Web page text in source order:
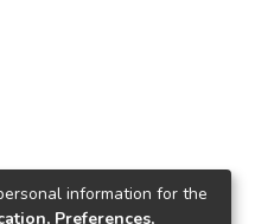
information for the
Preferences,